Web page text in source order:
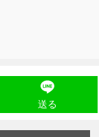
送る